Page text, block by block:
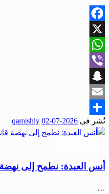
Facebook
X
WhatsApp
Viber
Snapchat
Email
Share
نُشر في 2026-07-02
qamishly
أنس العبدة: نطمح إلى
…